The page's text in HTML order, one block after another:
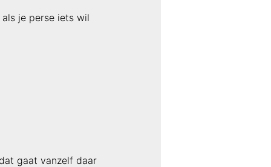
je perse iets wil
gaat vanzelf daar